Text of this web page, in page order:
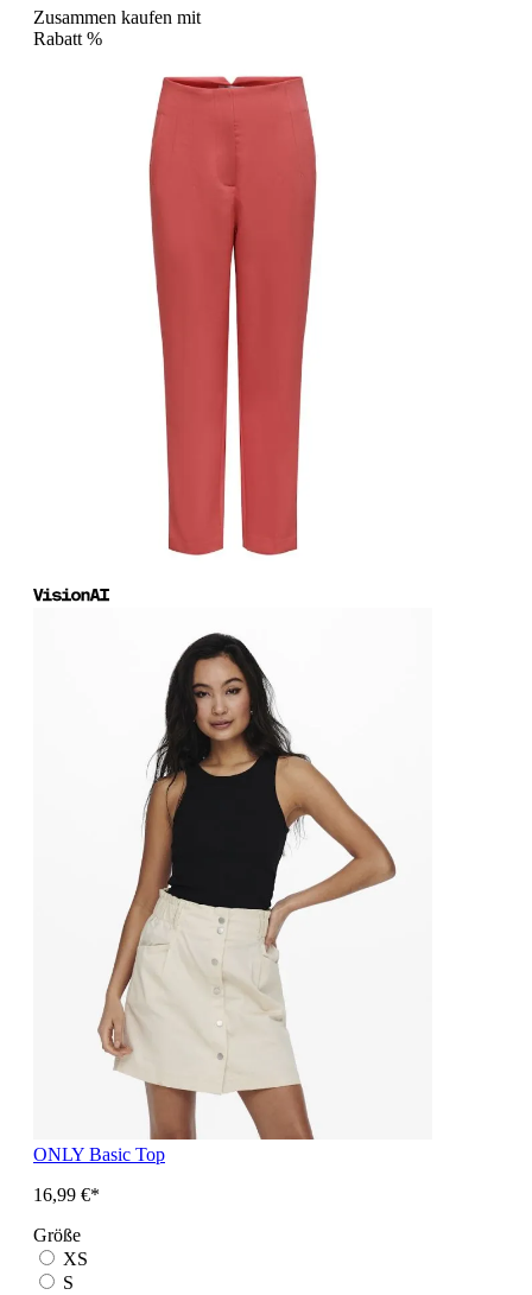
Zusammen kaufen mit
Rabatt %
ONLY Basic Top
16,99 €*
Größe
XS
S